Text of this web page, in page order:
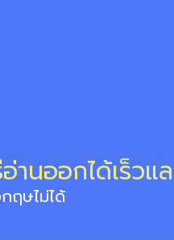
นออกได้เร็วแ
ฤษไม่ได้